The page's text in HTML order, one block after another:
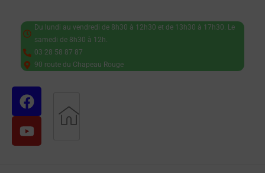
Du lundi au vendredi de 8h30 à 12h30 et de 13h30 à 17h30. Le
samedi de 8h30 à 12h.
03 28 58 87 87
90 route du Chapeau Rouge